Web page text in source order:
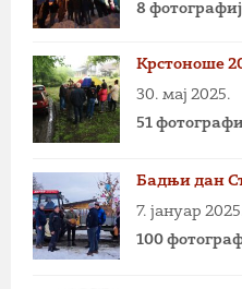
8
Крстоноше
30. мај 2025.
51
Бадњи дан
7. јануар
100